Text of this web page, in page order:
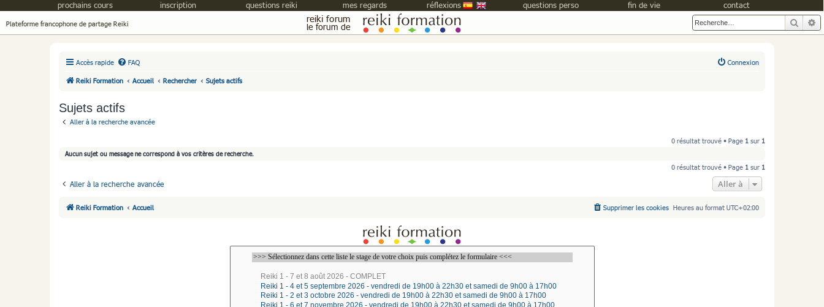
reiki forum
Plateforme francophone de partage Reiki
Accès rapide FAQ Connexion
Reiki Formation Accueil Rechercher Sujets actifs
Sujets actifs
Aller à la recherche avancée
0 résultat trouvé • Page 1 sur 1
Aucun sujet ou message ne correspond à vos critères de recherche.
0 résultat trouvé • Page 1 sur 1
Aller à la recherche avancée Aller à
le forum de
prochains cours inscription questions reiki mes regards réflexions questions perso fin de vie contact
Reiki Formation Accueil Heures au format UTC+02:00
Supprimer les cookies